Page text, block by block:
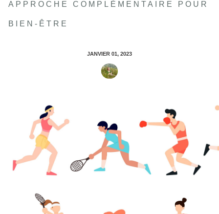
APPROCHE COMPLÉMENTAIRE POUR
BIEN-ÊTRE
JANVIER 01, 2023